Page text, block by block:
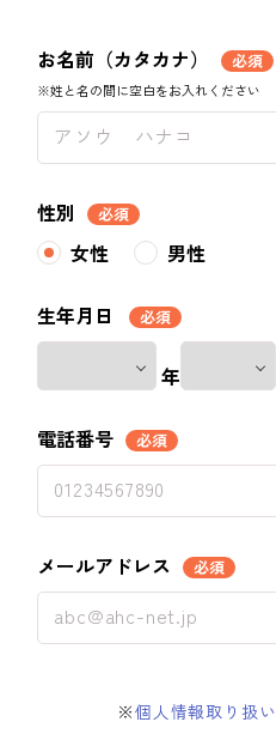
お名前（カタカナ） 必須
※姓と名の間に空白をお入れください
性別 必須
女性 男性
生年月日 必須
年
電話番号 必須
メールアドレス 必須
※個人情報取り扱い